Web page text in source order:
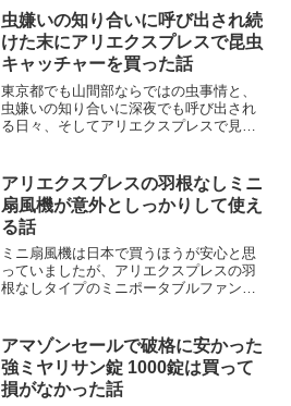
能になる前に安価に直せます。
虫嫌いの知り合いに呼び出され続
けた末にアリエクスプレスで昆虫
キャッチャーを買った話
東京都でも山間部ならではの虫事情と、
虫嫌いの知り合いに深夜でも呼び出され
る日々、そしてアリエクスプレスで見つ
アリエクスプレスの羽根なしミニ
扇風機が意外としっかりして使え
る話
ミニ扇風機は日本で買うほうが安心と思
っていましたが、アリエクスプレスの羽
根なしタイプのミニポータブルファンが
し物でした。
アマゾンセールで破格に安かった
強ミヤリサン錠 1000錠は買って
損がなかった話